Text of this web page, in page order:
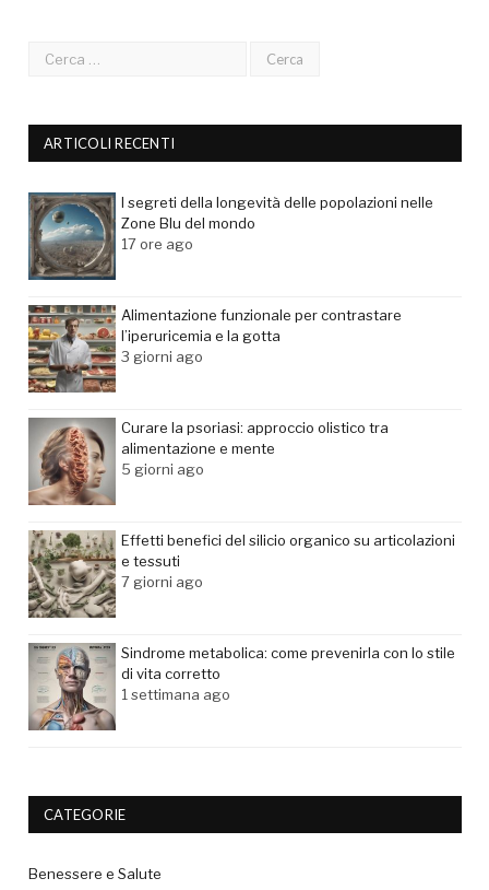
ARTICOLI RECENTI
I segreti della longevità delle popolazioni nelle
Zone Blu del mondo
17 ore ago
Alimentazione funzionale per contrastare
l’iperuricemia e la gotta
3 giorni ago
Curare la psoriasi: approccio olistico tra
alimentazione e mente
5 giorni ago
Effetti benefici del silicio organico su articolazioni
e tessuti
7 giorni ago
Sindrome metabolica: come prevenirla con lo stile
di vita corretto
1 settimana ago
CATEGORIE
Benessere e Salute